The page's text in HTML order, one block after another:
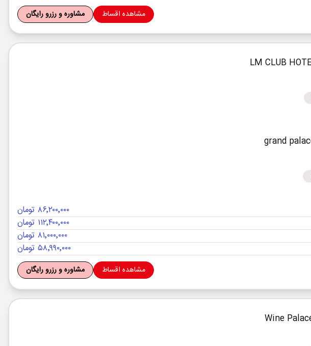
مشاهده اقساط مشاوره و رزرو رایگان
۸۶٬۲۰۰٬۰۰۰ تومان
۱۱۲٬۴۰۰٬۰۰۰ تومان
۸۱٬۰۰۰٬۰۰۰ تومان
۵۸٬۹۹۰٬۰۰۰ تومان
مشاهده اقساط مشاوره و رزرو رایگان